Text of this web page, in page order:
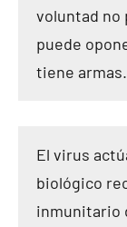
voluntad no
puede
tiene armas.
El virus
biológico
inmunitario